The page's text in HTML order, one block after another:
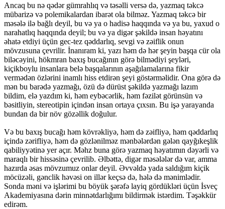
Ancaq bu nə qədər gümrahlıq və təsəlli versə də, yazmaq təkcə
mübarizə və polemikalardan ibarət ola bilməz. Yazmaq təkcə bir
məsələ ilə bağlı deyil, bu və ya o hadisə haqqında və ya bu, yaxud o
narahatlıq haqqında deyil; bu və ya digər şəkildə insan həyatını
əhatə etdiyi üçün gec-tez qəddarlıq, sevgi və zəiflik onun
mövzusuna çevrilir. İnanıram ki, yazı həm də hər şeyin başqa cür ola
biləcəyini, hökmran baxış bucağının görə bilmədiyi şeyləri,
kiçikboylu insanlara belə başqalarının aşağılamalarına fikir
vermədən özlərini inamlı hiss etdirən şeyi göstərməlidir. Ona görə də
mən bu barədə yazmağı, özü də dürüst şəkildə yazmağı lazım
bildim, elə yazdım ki, həm eybəcərlik, həm fəzilət görünsün və
bəsitliyin, stereotipin içindən insan ortaya çıxsın. Bu işə yarayanda
bundan da bir növ gözəllik doğulur.
Və bu baxış bucağı həm kövrəkliyə, həm də zəifliyə, həm qəddarlıq
içində zərifliyə, həm də gözlənilməz mənbələrdən gələn qayğıkeşlik
qabiliyyətinə yer açır. Məhz buna görə yazmaq həyatımın dəyərli və
maraqlı bir hissəsinə çevrilib. Əlbəttə, digər məsələlər də var, amma
hazırda əsas mövzumuz onlar deyil. Əvvəldə yada saldığım kiçik
möcüzəli, gənclik həvəsi on illər keçsə də, hələ də mənimlədir.
Sonda məni və işlərimi bu böyük şərəfə layiq gördükləri üçün İsveç
Akademiyasına dərin minnətdarlığımı bildirmək istərdim. Təşəkkür
edirəm.